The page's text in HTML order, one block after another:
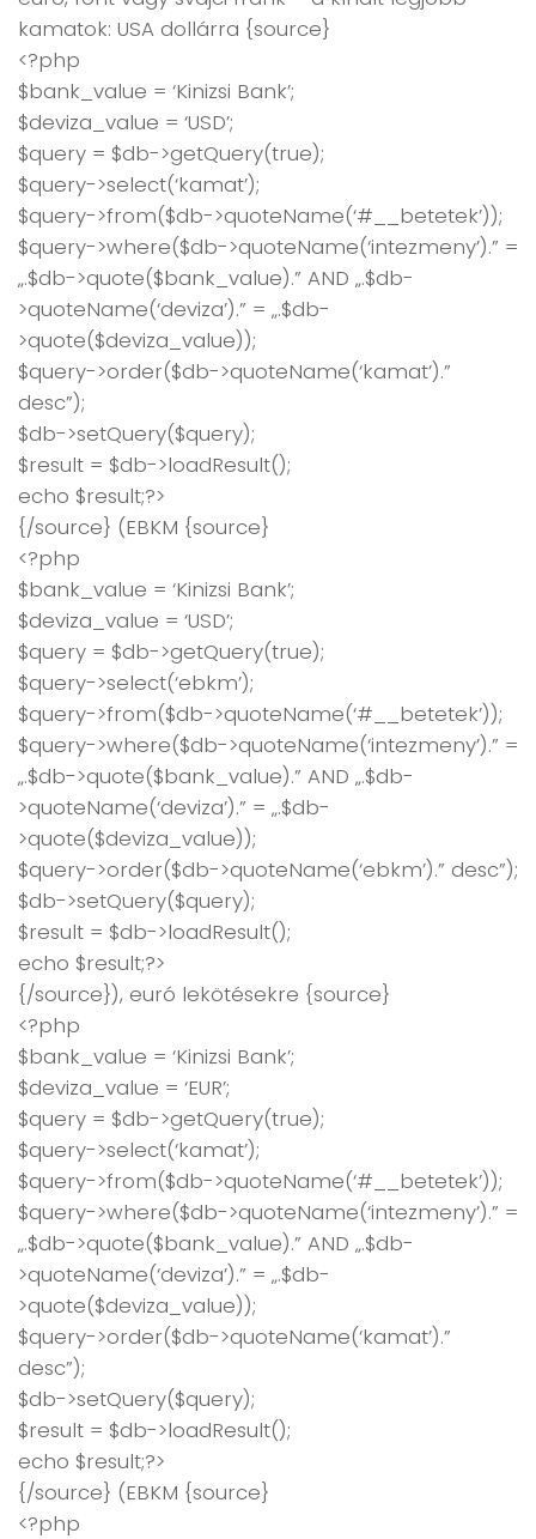
kamatok: USA dollárra {source}
<?php
$bank_value = ‘Kinizsi Bank’;
$deviza_value = ‘USD’;
$query = $db->getQuery(true);
$query->select(‘kamat’);
$query->from($db->quoteName(‘#__betetek’));
$query->where($db->quoteName(‘intezmeny’).” =
„.$db->quote($bank_value).” AND „.$db-
>quoteName(‘deviza’).” = „.$db-
>quote($deviza_value));
$query->order($db->quoteName(‘kamat’).”
desc”);
$db->setQuery($query);
$result = $db->loadResult();
echo $result;?>
{/source} (EBKM {source}
<?php
$bank_value = ‘Kinizsi Bank’;
$deviza_value = ‘USD’;
$query = $db->getQuery(true);
$query->select(‘ebkm’);
$query->from($db->quoteName(‘#__betetek’));
$query->where($db->quoteName(‘intezmeny’).” =
„.$db->quote($bank_value).” AND „.$db-
>quoteName(‘deviza’).” = „.$db-
>quote($deviza_value));
$query->order($db->quoteName(‘ebkm’).” desc”);
$db->setQuery($query);
$result = $db->loadResult();
echo $result;?>
{/source}), euró lekötésekre {source}
<?php
$bank_value = ‘Kinizsi Bank’;
$deviza_value = ‘EUR’;
$query = $db->getQuery(true);
$query->select(‘kamat’);
$query->from($db->quoteName(‘#__betetek’));
$query->where($db->quoteName(‘intezmeny’).” =
„.$db->quote($bank_value).” AND „.$db-
>quoteName(‘deviza’).” = „.$db-
>quote($deviza_value));
$query->order($db->quoteName(‘kamat’).”
desc”);
$db->setQuery($query);
$result = $db->loadResult();
echo $result;?>
{/source} (EBKM {source}
<?php